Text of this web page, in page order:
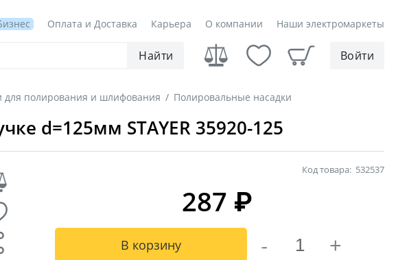
Оплата и Доставка Карьера О компании Наши электромаркеты
Найти Войти
для полирования и шлифования / Полировальные насадки
d=125мм STAYER 35920-125
Код товара: 532537
287 ₽
В корзину - +